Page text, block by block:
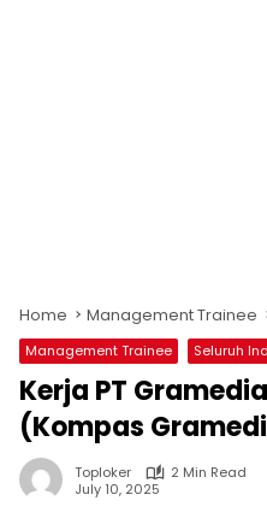
Home Management Trainee
Management Trainee Seluruh
Kerja PT
(Kompas
Toploker
2 Min Read
July 10, 2025